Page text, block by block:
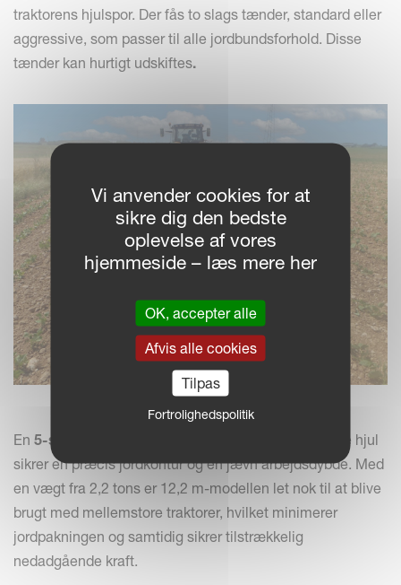
traktorens hjulspor. Der fås to slags tænder, standard eller
aggressive, som passer til alle jordbundsforhold. Disse
tænder kan hurtigt udskiftes.
En 5-sektioners ramme
kombineret med velfordelte hjul
sikrer en præcis jordkontur og en jævn arbejdsdybde. Med
en vægt fra 2,2 tons er 12,2 m-modellen let nok til at blive
brugt med mellemstore traktorer, hvilket minimerer
jordpakningen og samtidig sikrer tilstrækkelig
nedadgående kraft.
Vi anvender cookies for at
sikre dig den bedste
oplevelse af vores
hjemmeside – læs mere her
OK, accepter alle
Afvis alle cookies
Tilpas
Fortrolighedspolitik